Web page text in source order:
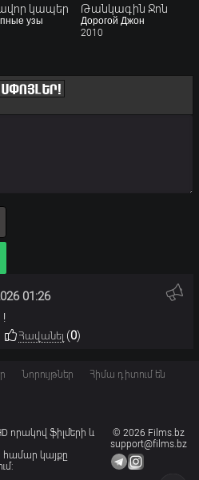
կապեր
узы
Թանկագին Ջոն
Дорогой Джон
2010
01:26
Հավանել (0)
!
Նորույթներ Հիմա դիտում են
© 2026 Films.bz
support@films.bz
որակով ֆիլմերի և
համար կայքը